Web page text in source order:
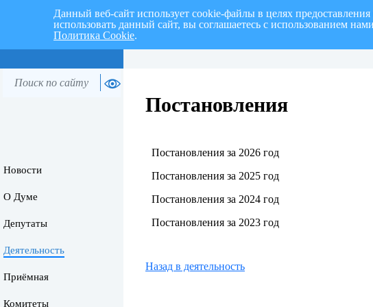
Новости
О Думе
Депутаты
Деятельность
Приёмная
Комитеты
Постановления
Постановления за 2026 год
Постановления за 2025 год
Постановления за 2024 год
Постановления за 2023 год
Назад в деятельность
Данный веб-сайт использует cookie-файлы в целях
использовать данный сайт, вы соглашаетесь с использованием
Политика Cookie.